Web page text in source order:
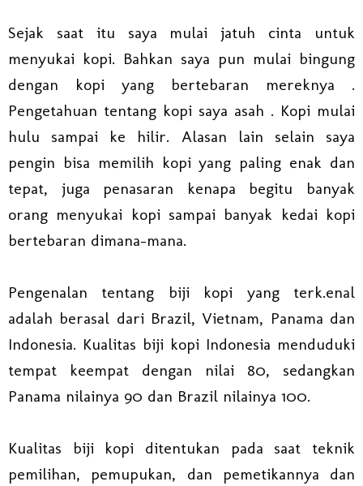
Sejak saat itu saya mulai jatuh cinta untuk
menyukai kopi. Bahkan saya pun mulai bingung
dengan kopi yang bertebaran mereknya .
Pengetahuan tentang kopi saya asah . Kopi mulai
hulu sampai ke hilir. Alasan lain selain saya
pengin bisa memilih kopi yang paling enak dan
tepat, juga penasaran kenapa begitu banyak
orang menyukai kopi sampai banyak kedai kopi
bertebaran dimana-mana.
Pengenalan tentang biji kopi yang terk.enal
adalah berasal dari Brazil, Vietnam, Panama dan
Indonesia. Kualitas biji kopi Indonesia menduduki
tempat keempat dengan nilai 80, sedangkan
Panama nilainya 90 dan Brazil nilainya 100.
Kualitas biji kopi ditentukan pada saat teknik
pemilihan, pemupukan, dan pemetikannya dan